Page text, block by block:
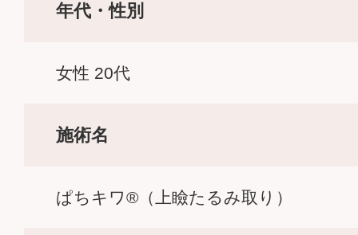
年代・性別
女性 20代
施術名
ぱちキワ®（上瞼たるみ取り）